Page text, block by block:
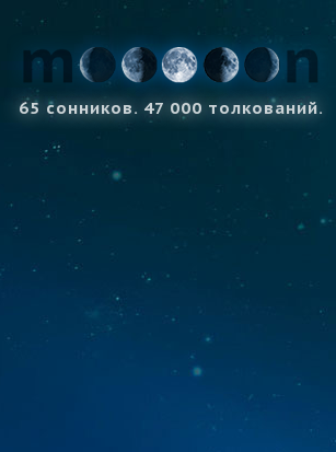
65 сонников. 47 000 толкований.